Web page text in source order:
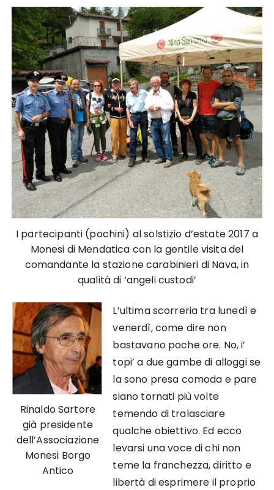
I partecipanti (pochini) al solstizio d’estate 2017 a
Monesi di Mendatica con la gentile visita del
comandante la stazione carabinieri di Nava, in
qualità di ‘angeli custodi’
Rinaldo Sartore
già presidente
dell’Associazione
Monesi Borgo
Antico
L’ultima scorreria tra lunedì e
venerdì, come dire non
bastavano poche ore. No, i’
topi’ a due gambe di alloggi se
la sono presa comoda e pare
siano tornati più volte
temendo di tralasciare
qualche obiettivo. Ed ecco
levarsi una voce di chi non
teme la franchezza, diritto e
libertà di esprimere il proprio